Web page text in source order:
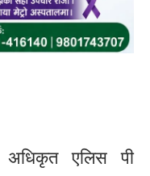
अधिकृत एलिस पी